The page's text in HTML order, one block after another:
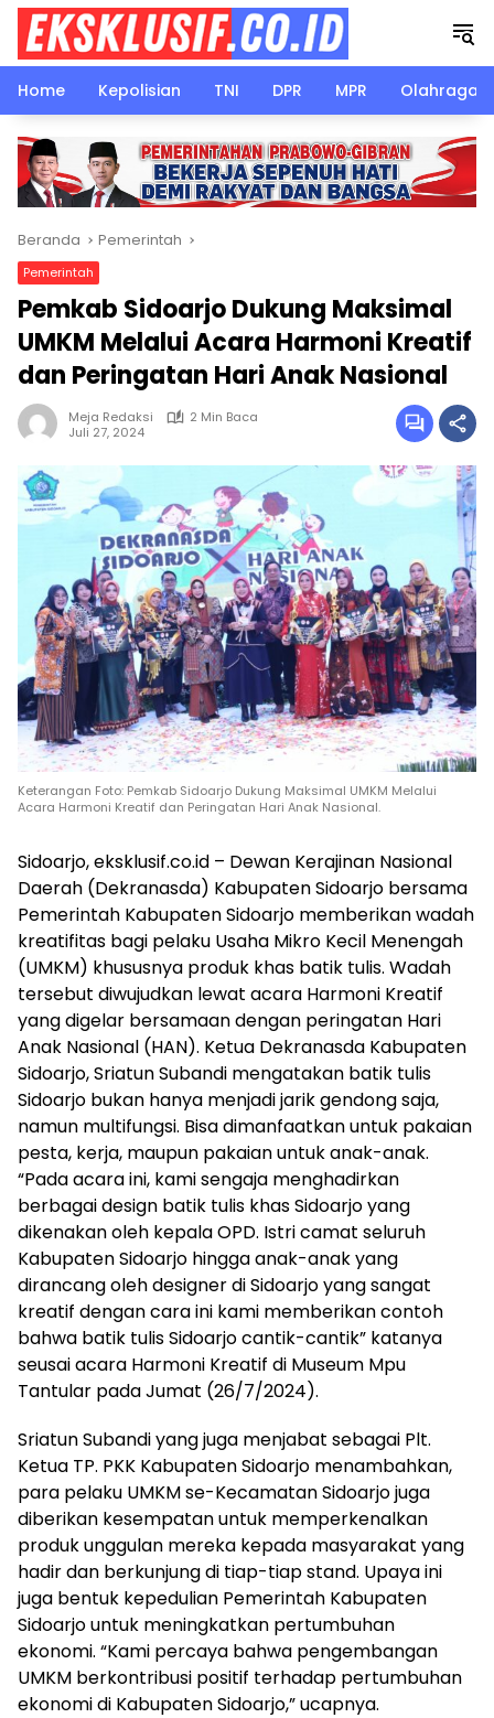
Langsung
konten
Home
Kepolisian TNI DPR MPR Olahraga
Beranda Pemerintah
Pemerintah
Pemkab Sidoarjo Dukung Maksimal
UMKM Melalui Acara Harmoni Kreatif
dan Peringatan Hari Anak Nasional
Meja Redaksi
2 Min Baca
Juli 27, 2024
Keterangan Foto: Pemkab Sidoarjo Dukung Maksimal UMKM Melalui
Acara Harmoni Kreatif dan Peringatan Hari Anak Nasional.
Sidoarjo, eksklusif.co.id – Dewan Kerajinan Nasional
Daerah (Dekranasda) Kabupaten Sidoarjo bersama
Pemerintah Kabupaten Sidoarjo memberikan wadah
kreatifitas bagi pelaku Usaha Mikro Kecil Menengah
(UMKM) khususnya produk khas batik tulis. Wadah
tersebut diwujudkan lewat acara Harmoni Kreatif
yang digelar bersamaan dengan peringatan Hari
Anak Nasional (HAN). Ketua Dekranasda Kabupaten
Sidoarjo, Sriatun Subandi mengatakan batik tulis
Sidoarjo bukan hanya menjadi jarik gendong saja,
namun multifungsi. Bisa dimanfaatkan untuk pakaian
pesta, kerja, maupun pakaian untuk anak-anak.
“Pada acara ini, kami sengaja menghadirkan
berbagai design batik tulis khas Sidoarjo yang
dikenakan oleh kepala OPD. Istri camat seluruh
Kabupaten Sidoarjo hingga anak-anak yang
dirancang oleh designer di Sidoarjo yang sangat
kreatif dengan cara ini kami memberikan contoh
bahwa batik tulis Sidoarjo cantik-cantik” katanya
seusai acara Harmoni Kreatif di Museum Mpu
Tantular pada Jumat (26/7/2024).
Sriatun Subandi yang juga menjabat sebagai Plt.
Ketua TP. PKK Kabupaten Sidoarjo menambahkan,
para pelaku UMKM se-Kecamatan Sidoarjo juga
diberikan kesempatan untuk memperkenalkan
produk unggulan mereka kepada masyarakat yang
hadir dan berkunjung di tiap-tiap stand. Upaya ini
juga bentuk kepedulian Pemerintah Kabupaten
Sidoarjo untuk meningkatkan pertumbuhan
ekonomi. “Kami percaya bahwa pengembangan
UMKM berkontribusi positif terhadap pertumbuhan
ekonomi di Kabupaten Sidoarjo,” ucapnya.